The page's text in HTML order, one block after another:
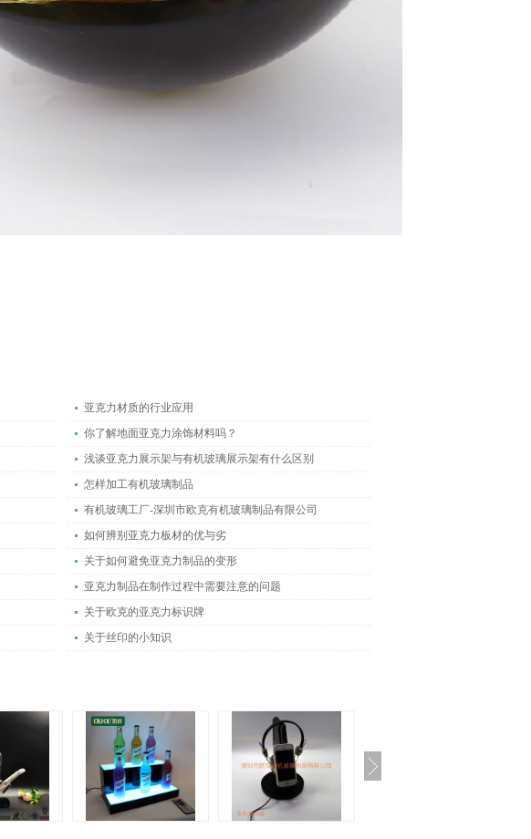
亚克力材质的行业应用
你了解地面亚克力涂饰材料吗？
浅谈亚克力展示架与有机玻璃展示架有什么区别
怎样加工有机玻璃制品
有机玻璃工厂-深圳市欧克有机玻璃制品有限公司
如何辨别亚克力板材的优与劣
关于如何避免亚克力制品的变形
亚克力制品在制作过程中需要注意的问题
关于欧克的亚克力标识牌
关于丝印的小知识